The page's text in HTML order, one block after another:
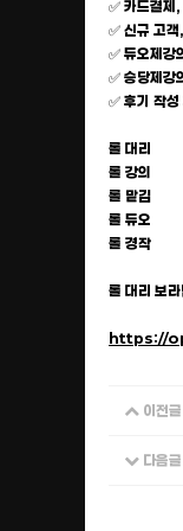
✅ 카드결제
✅ 신규 고
✅ 듀오제
✅ 승당제
✅ 후기 작
롤 대리
롤 강의
롤 맡김
롤 듀오
롤 경작
롤 대리 보라
https://
이전글
다음글